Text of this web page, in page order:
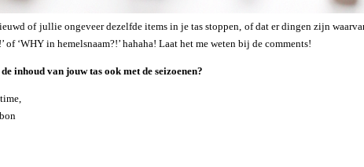
of jullie ongeveer dezelfde items in je tas stoppen, of dat er dingen zijn
of ‘WHY in hemelsnaam?!’ hahaha! Laat het me weten bij de comments!
inhoud van jouw tas ook met de seizoenen?